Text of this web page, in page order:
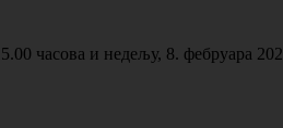
часова и недељу, 8. фебруара